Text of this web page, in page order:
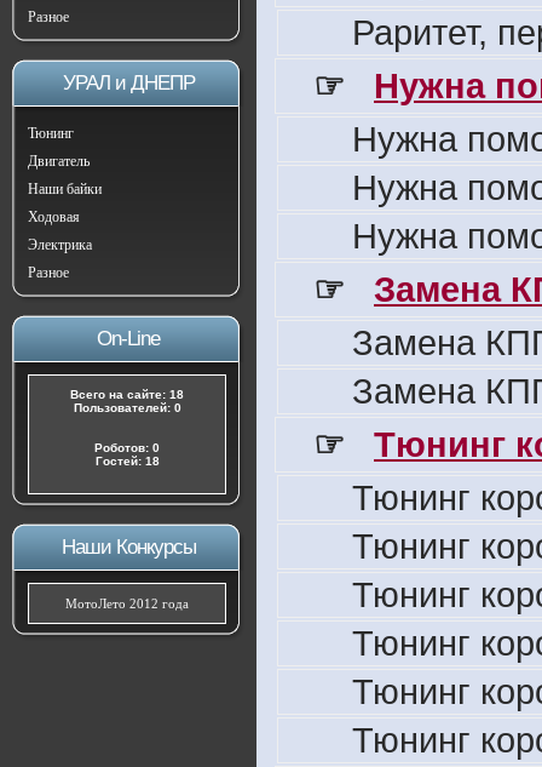
Разное
УРАЛ и ДНЕПР
Тюнинг
Двигатель
Наши байки
Ходовая
Электрика
Разное
On-Line
Всего на сайте: 18
Пользователей: 0
Роботов: 0
Гостей: 18
Наши Конкурсы
МотоЛето 2012 года
Раритет,
☞
Нужна
Нужна
Нужна
Нужна
☞
Замена
Замена
Замена
☞
Тюнинг
Тюнинг
Тюнинг
Тюнинг
Тюнинг
Тюнинг
Тюнинг